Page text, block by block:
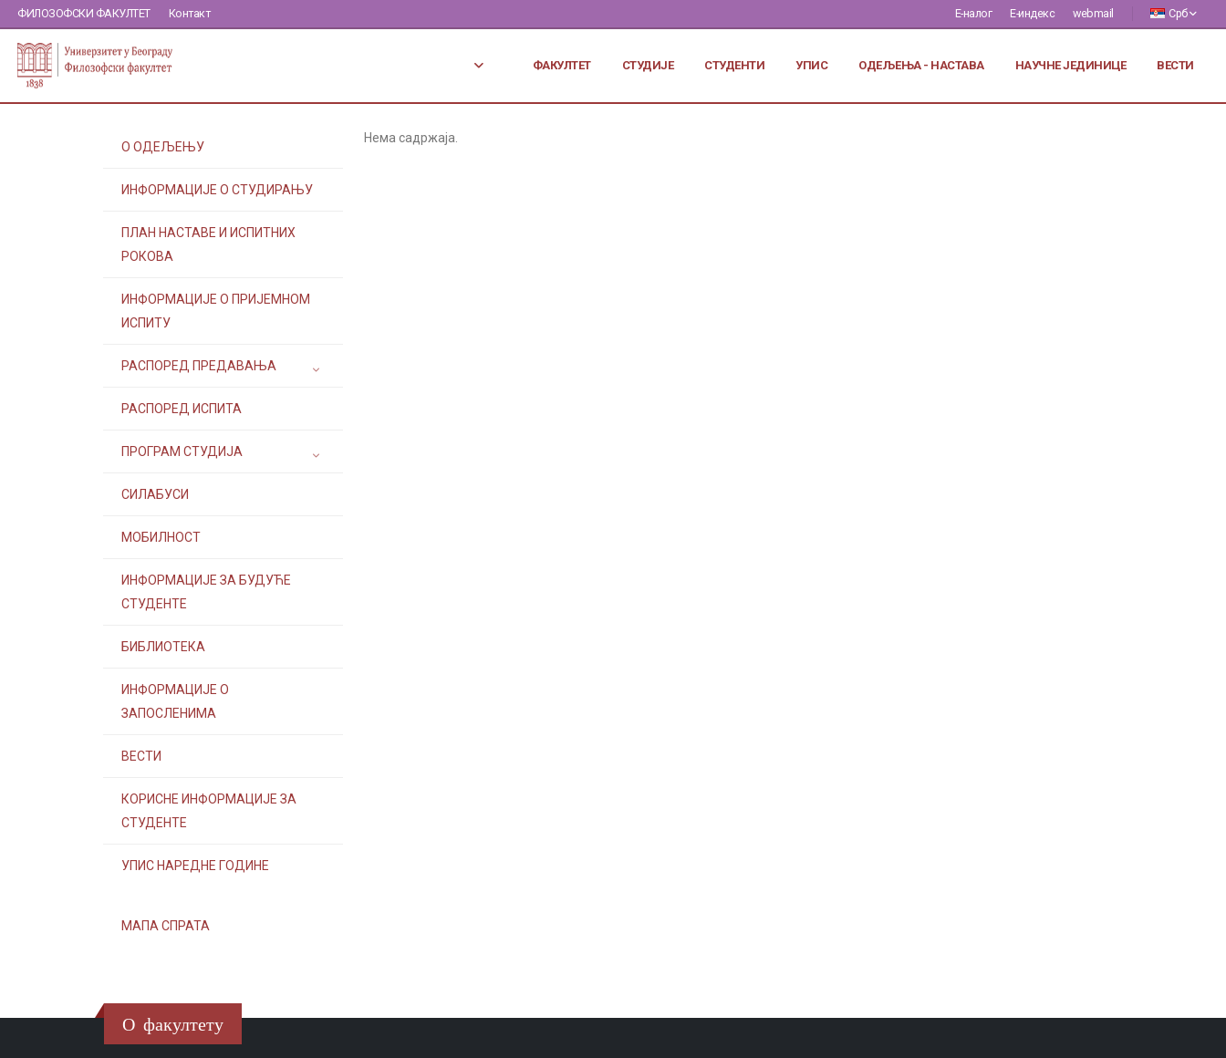
ФИЛОЗОФСКИ ФАКУЛТЕТ Контакт Е-налог Е-индекс webmail Срб
ФАКУЛТЕТ СТУДИЈЕ СТУДЕНТИ УПИС ОДЕЉЕЊА - НАСТАВА НАУЧНЕ ЈЕДИНИЦЕ ВЕСТИ
О ОДЕЉЕЊУ
ИНФОРМАЦИЈЕ О СТУДИРАЊУ
ПЛАН НАСТАВЕ И ИСПИТНИХ
РОКОВА
ИНФОРМАЦИЈЕ О ПРИЈЕМНОМ
ИСПИТУ
РАСПОРЕД ПРЕДАВАЊА
РАСПОРЕД ИСПИТА
ПРОГРАМ СТУДИЈА
СИЛАБУСИ
МОБИЛНОСТ
ИНФОРМАЦИЈЕ ЗА БУДУЋЕ
СТУДЕНТЕ
БИБЛИОТЕКА
ИНФОРМАЦИЈЕ О
ЗАПОСЛЕНИМА
ВЕСТИ
КОРИСНЕ ИНФОРМАЦИЈЕ ЗА
СТУДЕНТЕ
УПИС НАРЕДНЕ ГОДИНЕ
МАПА СПРАТА
Нема садржаја.
О факултету